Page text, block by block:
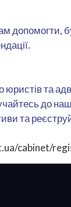
допомогти,
та
до
та
cabinet/